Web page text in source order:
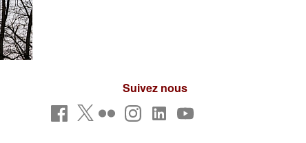
Suivez nous